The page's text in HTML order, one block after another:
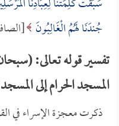
جُندَنَا لَهُمُ الْغَالِبُونَ
تفسير قوله تعالى:
المسجد الحرام إلى
ذكرت معجزة الإسراء في